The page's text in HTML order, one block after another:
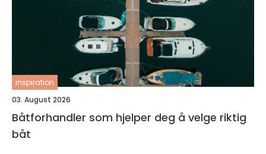
inspiration
03. August 2026
Båtforhandler som hjelper deg å velge riktig
båt